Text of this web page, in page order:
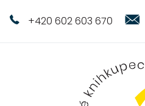
+420 602 603 670